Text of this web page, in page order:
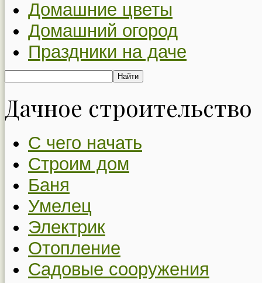
Домашние цветы
Домашний огород
Праздники на даче
Дачное строительство
С чего начать
Строим дом
Баня
Умелец
Электрик
Отопление
Садовые сооружения